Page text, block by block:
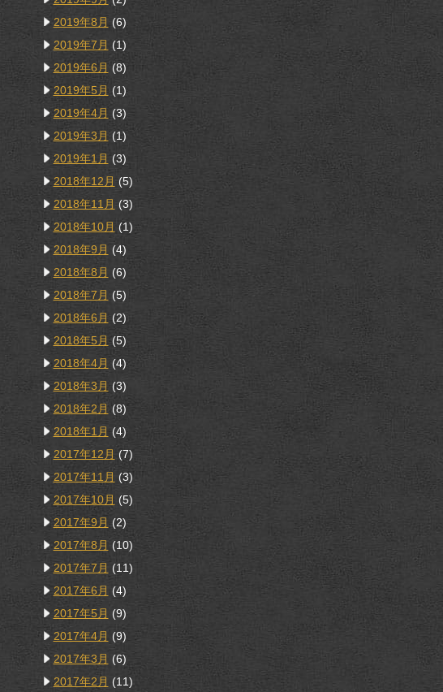
2019年8月 (6)
2019年7月 (1)
2019年6月 (8)
2019年5月 (1)
2019年4月 (3)
2019年3月(1)
2019年1月 (3)
2018年12月 (5)
2018年11月 (3)
2018年10月 (1)
2018年9月 (4)
2018年8月 (6)
2018年7月 (5)
2018年6月 (2)
2018年5月 (5)
2018年4月 (4)
2018年3月 (3)
2018年2月 (8)
2018年1月 (4)
2017年12月 (7)
2017年11月 (3)
2017年10月 (5)
2017年9月 (2)
2017年8月 (10)
2017年7月 (11)
2017年6月 (4)
2017年5月 (9)
2017年4月 (9)
2017年3月 (6)
2017年2月 (11)